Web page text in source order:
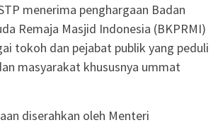
menerima penghargaan Badan
Remaja Masjid Indonesia (BKPRMI)
tokoh dan pejabat publik yang peduli
masyarakat khususnya ummat
diserahkan oleh Menteri